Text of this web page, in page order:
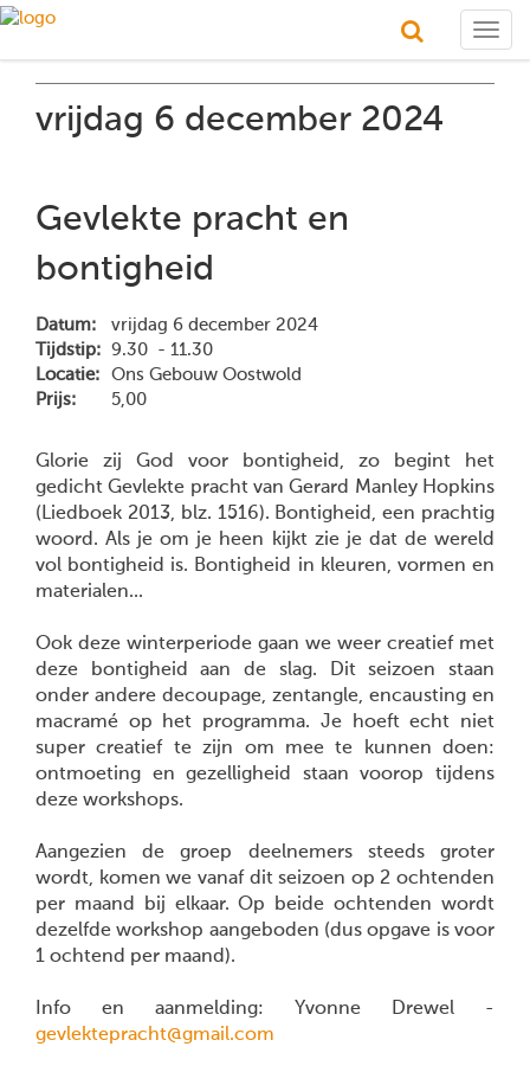
vrijdag 6 december 2024
Gevlekte pracht en
bontigheid
Datum:
vrijdag 6 december 2024
Tijdstip: 9.30 - 11.30
Locatie:
Ons Gebouw Oostwold
Prijs:
5,00
Glorie zij God voor bontigheid, zo begint het
gedicht Gevlekte pracht van Gerard Manley Hopkins
(Liedboek 2013, blz. 1516). Bontigheid, een prachtig
woord. Als je om je heen kijkt zie je dat de wereld
vol bontigheid is. Bontigheid in kleuren, vormen en
materialen...
Ook deze winterperiode gaan we weer creatief met
deze bontigheid aan de slag. Dit seizoen staan
onder andere decoupage, zentangle, encausting en
macramé op het programma. Je hoeft echt niet
super creatief te zijn om mee te kunnen doen:
ontmoeting en gezelligheid staan voorop tijdens
deze workshops.
Aangezien de groep deelnemers steeds groter
wordt, komen we vanaf dit seizoen op 2 ochtenden
per maand bij elkaar. Op beide ochtenden wordt
dezelfde workshop aangeboden (dus opgave is voor
1 ochtend per maand).
Info en aanmelding: Yvonne Drewel -
gevlektepracht@gmail.com